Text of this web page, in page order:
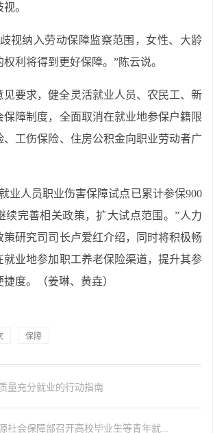
。
视纳入劳动保障监察范围，女性、大龄
利将得到更好保障。”陈云说。
见要求，健全灵活就业人员、农民工、新
保障制度，全面取消在就业地参保户籍限
、工伤保险、住房公积金向职业劳动者广
业人员职业伤害保障试点已累计参保900
续完善相关政策，扩大试点范围。”人力
策研究司司长卢爱红介绍，同时将积极畅
就业地参加职工养老保险渠道，提升其参
度。
（姜琳、黄垚）
保障
量充分就业的行动指南
社会保障部召开高校毕业生等青年就...